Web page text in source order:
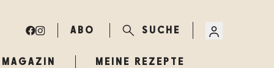
ABO SUCHE
MAGAZIN MEINE REZEPTE